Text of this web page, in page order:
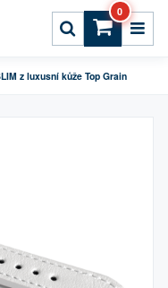
0
z luxusní kůže Top Grain